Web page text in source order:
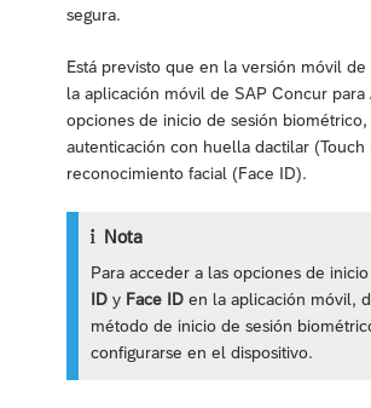
segura.
Está previsto que en la versión móvil
la aplicación móvil de SAP Concur para
opciones de inicio de sesión
autenticación con huella dactilar (Touch
reconocimiento facial (Face ID).
Nota
Para acceder a las opciones de
ID y Face ID en la aplicación móvil,
método de inicio de sesión
configurarse en el dispositivo.